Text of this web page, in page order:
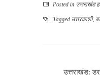
Posted in उत्तराखंड
Tagged उत्तरकाशी,
उत्तराखंड: